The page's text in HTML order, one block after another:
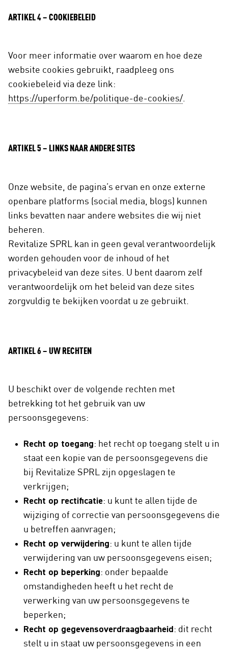
ARTIKEL 4 – COOKIEBELEID
Voor meer informatie over waarom en hoe deze
website cookies gebruikt, raadpleeg ons
cookiebeleid via deze link:
https://uperform.be/politique-de-cookies/.
ARTIKEL 5 – LINKS NAAR ANDERE SITES
Onze website, de pagina’s ervan en onze externe
openbare platforms (social media, blogs) kunnen
links bevatten naar andere websites die wij niet
beheren.
Revitalize SPRL kan in geen geval verantwoordelijk
worden gehouden voor de inhoud of het
privacybeleid van deze sites. U bent daarom zelf
verantwoordelijk om het beleid van deze sites
zorgvuldig te bekijken voordat u ze gebruikt.
ARTIKEL 6 – UW RECHTEN
U beschikt over de volgende rechten met
betrekking tot het gebruik van uw
persoonsgegevens:
Recht op toegang: het recht op toegang stelt u in
staat een kopie van de persoonsgegevens die
bij Revitalize SPRL zijn opgeslagen te
verkrijgen;
Recht op rectificatie: u kunt te allen tijde de
wijziging of correctie van persoonsgegevens die
u betreffen aanvragen;
Recht op verwijdering: u kunt te allen tijde
verwijdering van uw persoonsgegevens eisen;
Recht op beperking: onder bepaalde
omstandigheden heeft u het recht de
verwerking van uw persoonsgegevens te
beperken;
Recht op gegevensoverdraagbaarheid : dit recht
stelt u in staat uw persoonsgegevens in een